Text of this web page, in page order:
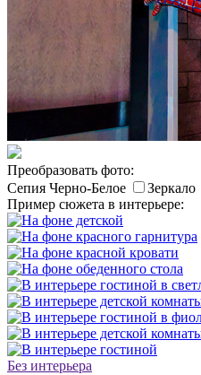
Преобразовать фото:
Сепия Черно-Белое
Зеркало
Пример сюжета в интерьере:
Без интерьера